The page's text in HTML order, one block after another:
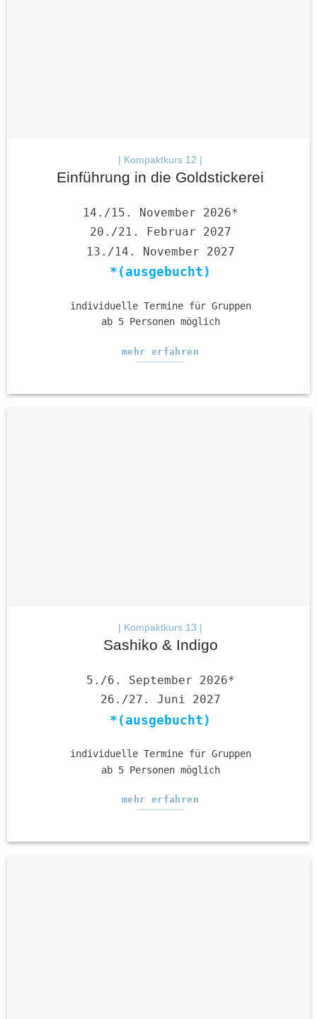
| Kompaktkurs 12 |
Einführung in die Goldstickerei
14./15. November 2026*
20./21. Februar 2027
13./14. November 2027
*(ausgebucht)
individuelle Termine für Gruppen
ab 5 Personen möglich
mehr erfahren
| Kompaktkurs 13 |
Sashiko & Indigo
5./6. September 2026*
26./27. Juni 2027
*(ausgebucht)
individuelle Termine für Gruppen
ab 5 Personen möglich
mehr erfahren